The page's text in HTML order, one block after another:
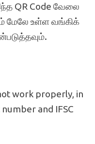
QR Code வேலை
மேலே உள்ள வங்கிக்
work properly, in
and IFSC